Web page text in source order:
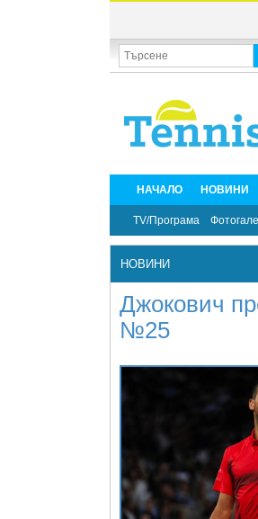
НАЧАЛО НОВИНИ
TV/Програма
НОВИНИ
Джокович
№25